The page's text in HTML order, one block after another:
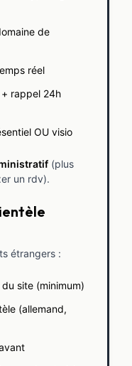
de
réel
rappel 24h
OU visio
(plus
un rdv).
étrangers :
site (minimum)
(allemand,